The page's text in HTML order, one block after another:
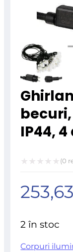
becuri,
IP44, 4
la
(0
253,63
2 în stoc
Corpuri